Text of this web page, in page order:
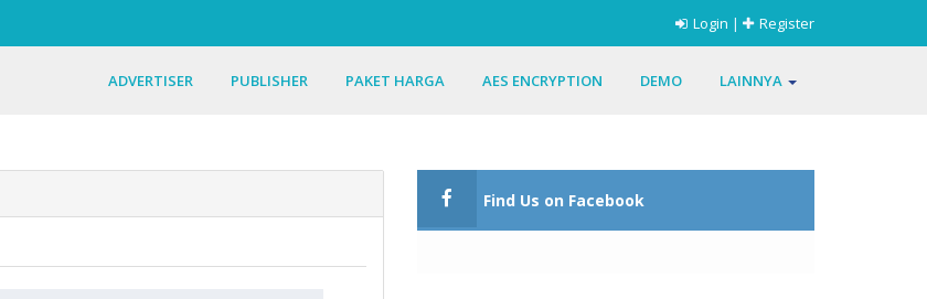
Login | Register
ADVERTISER PUBLISHER PAKET HARGA AES ENCRYPTION DEMO LAINNYA
Find Us on Facebook